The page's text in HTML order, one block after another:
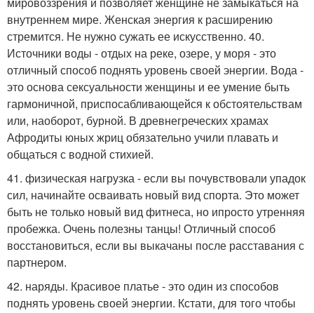
внутреннем мире. Женская энергия к расширению
стремится. Не нужно сужать ее искусственно. 40.
Источники воды - отдых на реке, озере, у моря - это
отличный способ поднять уровень своей энергии. Вода -
это основа сексуальности женщины и ее умение быть
гармоничной, приспосабливающейся к обстоятельствам
или, наоборот, бурной. В древнегреческих храмах
Афродиты юных жриц обязательно учили плавать и
общаться с водной стихией.
41. физическая нагрузка - если вы почувствовали упадок
сил, начинайте осваивать новый вид спорта. Это может
быть не только новый вид фитнеса, но ипросто утренняя
пробежка. Очень полезны танцы! Отличный способ
восстановиться, если вы выкачаны после расставания с
партнером.
42. наряды. Красивое платье - это один из способов
поднять уровень своей энергии. Кстати, для того чтобы